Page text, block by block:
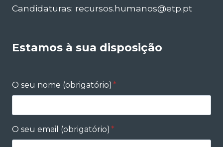
Candidaturas: recursos.humanos@etp.pt
Estamos à sua disposição
O seu nome (obrigatório) *
O seu email (obrigatório) *